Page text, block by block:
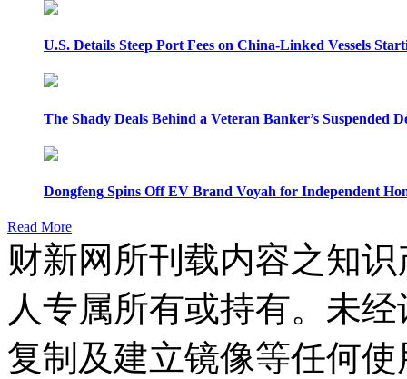
U.S. Details Steep Port Fees on China-Linked Vessels
The Shady Deals Behind a Veteran Banker’s Suspended
Dongfeng Spins Off EV Brand Voyah for Independent
Read More
财新网所刊载内容之知
人专属所有或持有。未
复制及建立镜像等任何使